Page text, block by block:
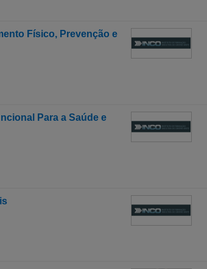
Físico, Prevenção e
Para a Saúde e